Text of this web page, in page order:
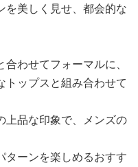
を美しく見せ、都会的な
わせてフォーマルに、
トップスと組み合わせて
上品な印象で、メンズの
ターンを楽しめるおすす